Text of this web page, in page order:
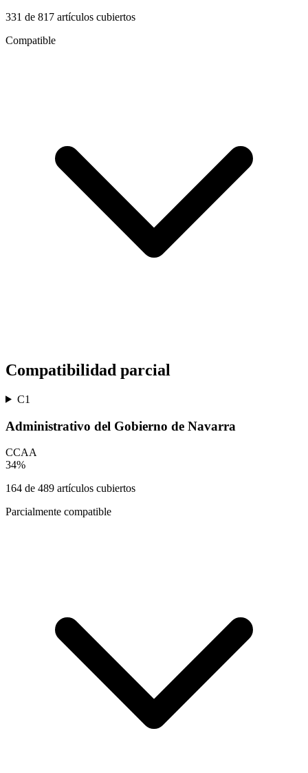
331 de 817 artículos cubiertos
Compatible
Compatibilidad parcial
C1
Administrativo del Gobierno de Navarra
CCAA
34%
164 de 489 artículos cubiertos
Parcialmente compatible